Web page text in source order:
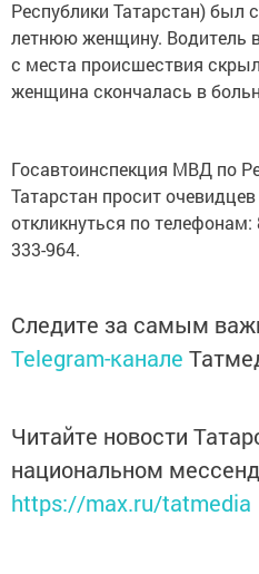
Республики Татарстан) был
летнюю женщину. Водитель
с места происшествия
женщина скончалась в
Госавтоинспекция МВД по
Татарстан просит
откликнуться по телефонам:
333-964.
Следите за самым
Telegram-канале
Читайте новости
национальном
https://max.ru/tatmedia